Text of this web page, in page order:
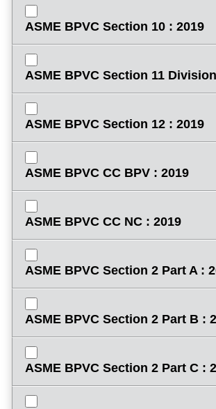
ASME BPVC Section 10 : 2019
ASME BPVC Section 11
ASME BPVC Section 12 : 2019
ASME BPVC CC BPV : 2019
ASME BPVC CC NC : 2019
ASME BPVC Section 2 Part A :
ASME BPVC Section 2 Part B :
ASME BPVC Section 2 Part C :